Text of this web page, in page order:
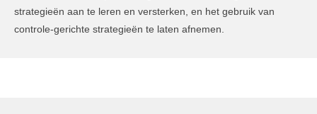
strategieën aan te leren en versterken, en het gebruik van
controle-gerichte strategieën te laten afnemen.